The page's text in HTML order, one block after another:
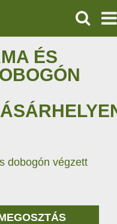
ÉS
dobogón végzett